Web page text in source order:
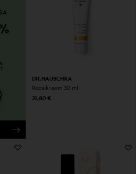
DR.HAUSCHKA
Roosikreem 30 ml
Original Price
21,80 €